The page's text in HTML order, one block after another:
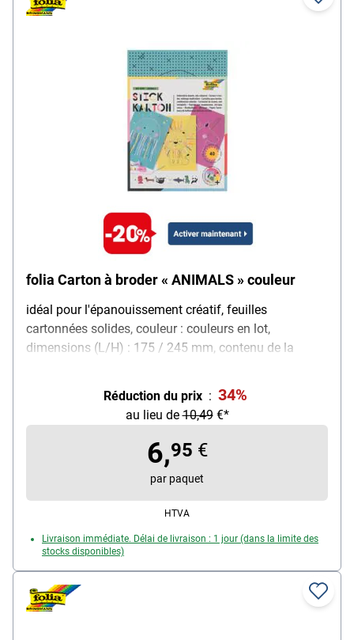
folia Carton à broder « ANIMALS » couleur
idéal pour l'épanouissement créatif, feuilles
cartonnées solides, couleur : couleurs en lot,
dimensions (L/H) : 175 / 245 mm, contenu de la
Réduction du prix : 34%
au lieu de10,49€*
6,95 €
par paquet
HTVA
Livraison immédiate. Délai de livraison : 1 jour (dans la limite des
stocks disponibles)